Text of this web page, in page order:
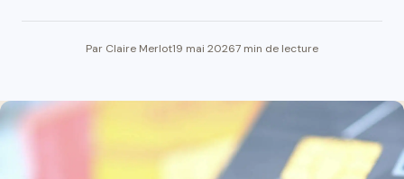
Par Claire Merlot19 mai 20267 min de lecture